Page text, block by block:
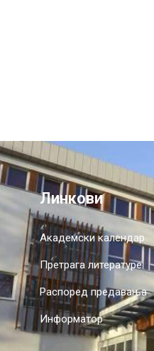
Линкови
Академски календар
Претрага литературе
Распоред предавања
Информатор